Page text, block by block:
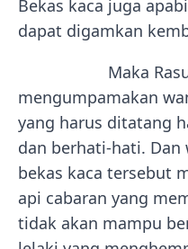
Bekas kaca juga
dapat digamkan
Maka
mengumpamakan
yang harus ditatang
dan berhati-hati.
bekas kaca tersebut
api cabaran yang
tidak akan mampu